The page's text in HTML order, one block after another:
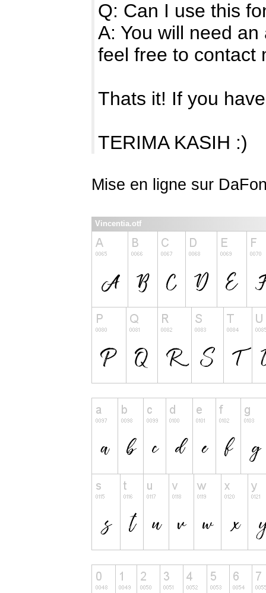
Q: Can I use this
A: You will need
feel free to contact
Thats it! If you
TERIMA KASIH :)
Mise en ligne sur
Vincentia.otf